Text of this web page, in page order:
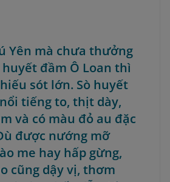
Yên mà chưa thưởng
đầm Ô Loan thì
sót lớn. Sò huyết
tiếng to, thịt dày,
và có màu đỏ au đặc
được nướng mỡ
me hay hấp gừng,
cũng dậy vị, thơm